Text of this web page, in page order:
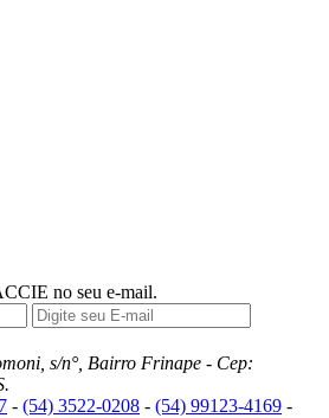
no seu e-mail.
s/n°, Bairro Frinape - Cep:
- (54) 3522-0208 - (54) 99123-4169 -